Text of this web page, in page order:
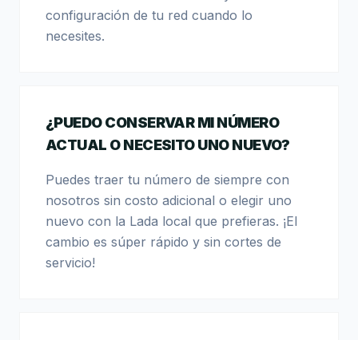
configuración de tu red cuando lo
necesites.
¿PUEDO CONSERVAR MI NÚMERO
ACTUAL O NECESITO UNO NUEVO?
Puedes traer tu número de siempre con
nosotros sin costo adicional o elegir uno
nuevo con la Lada local que prefieras. ¡El
cambio es súper rápido y sin cortes de
servicio!